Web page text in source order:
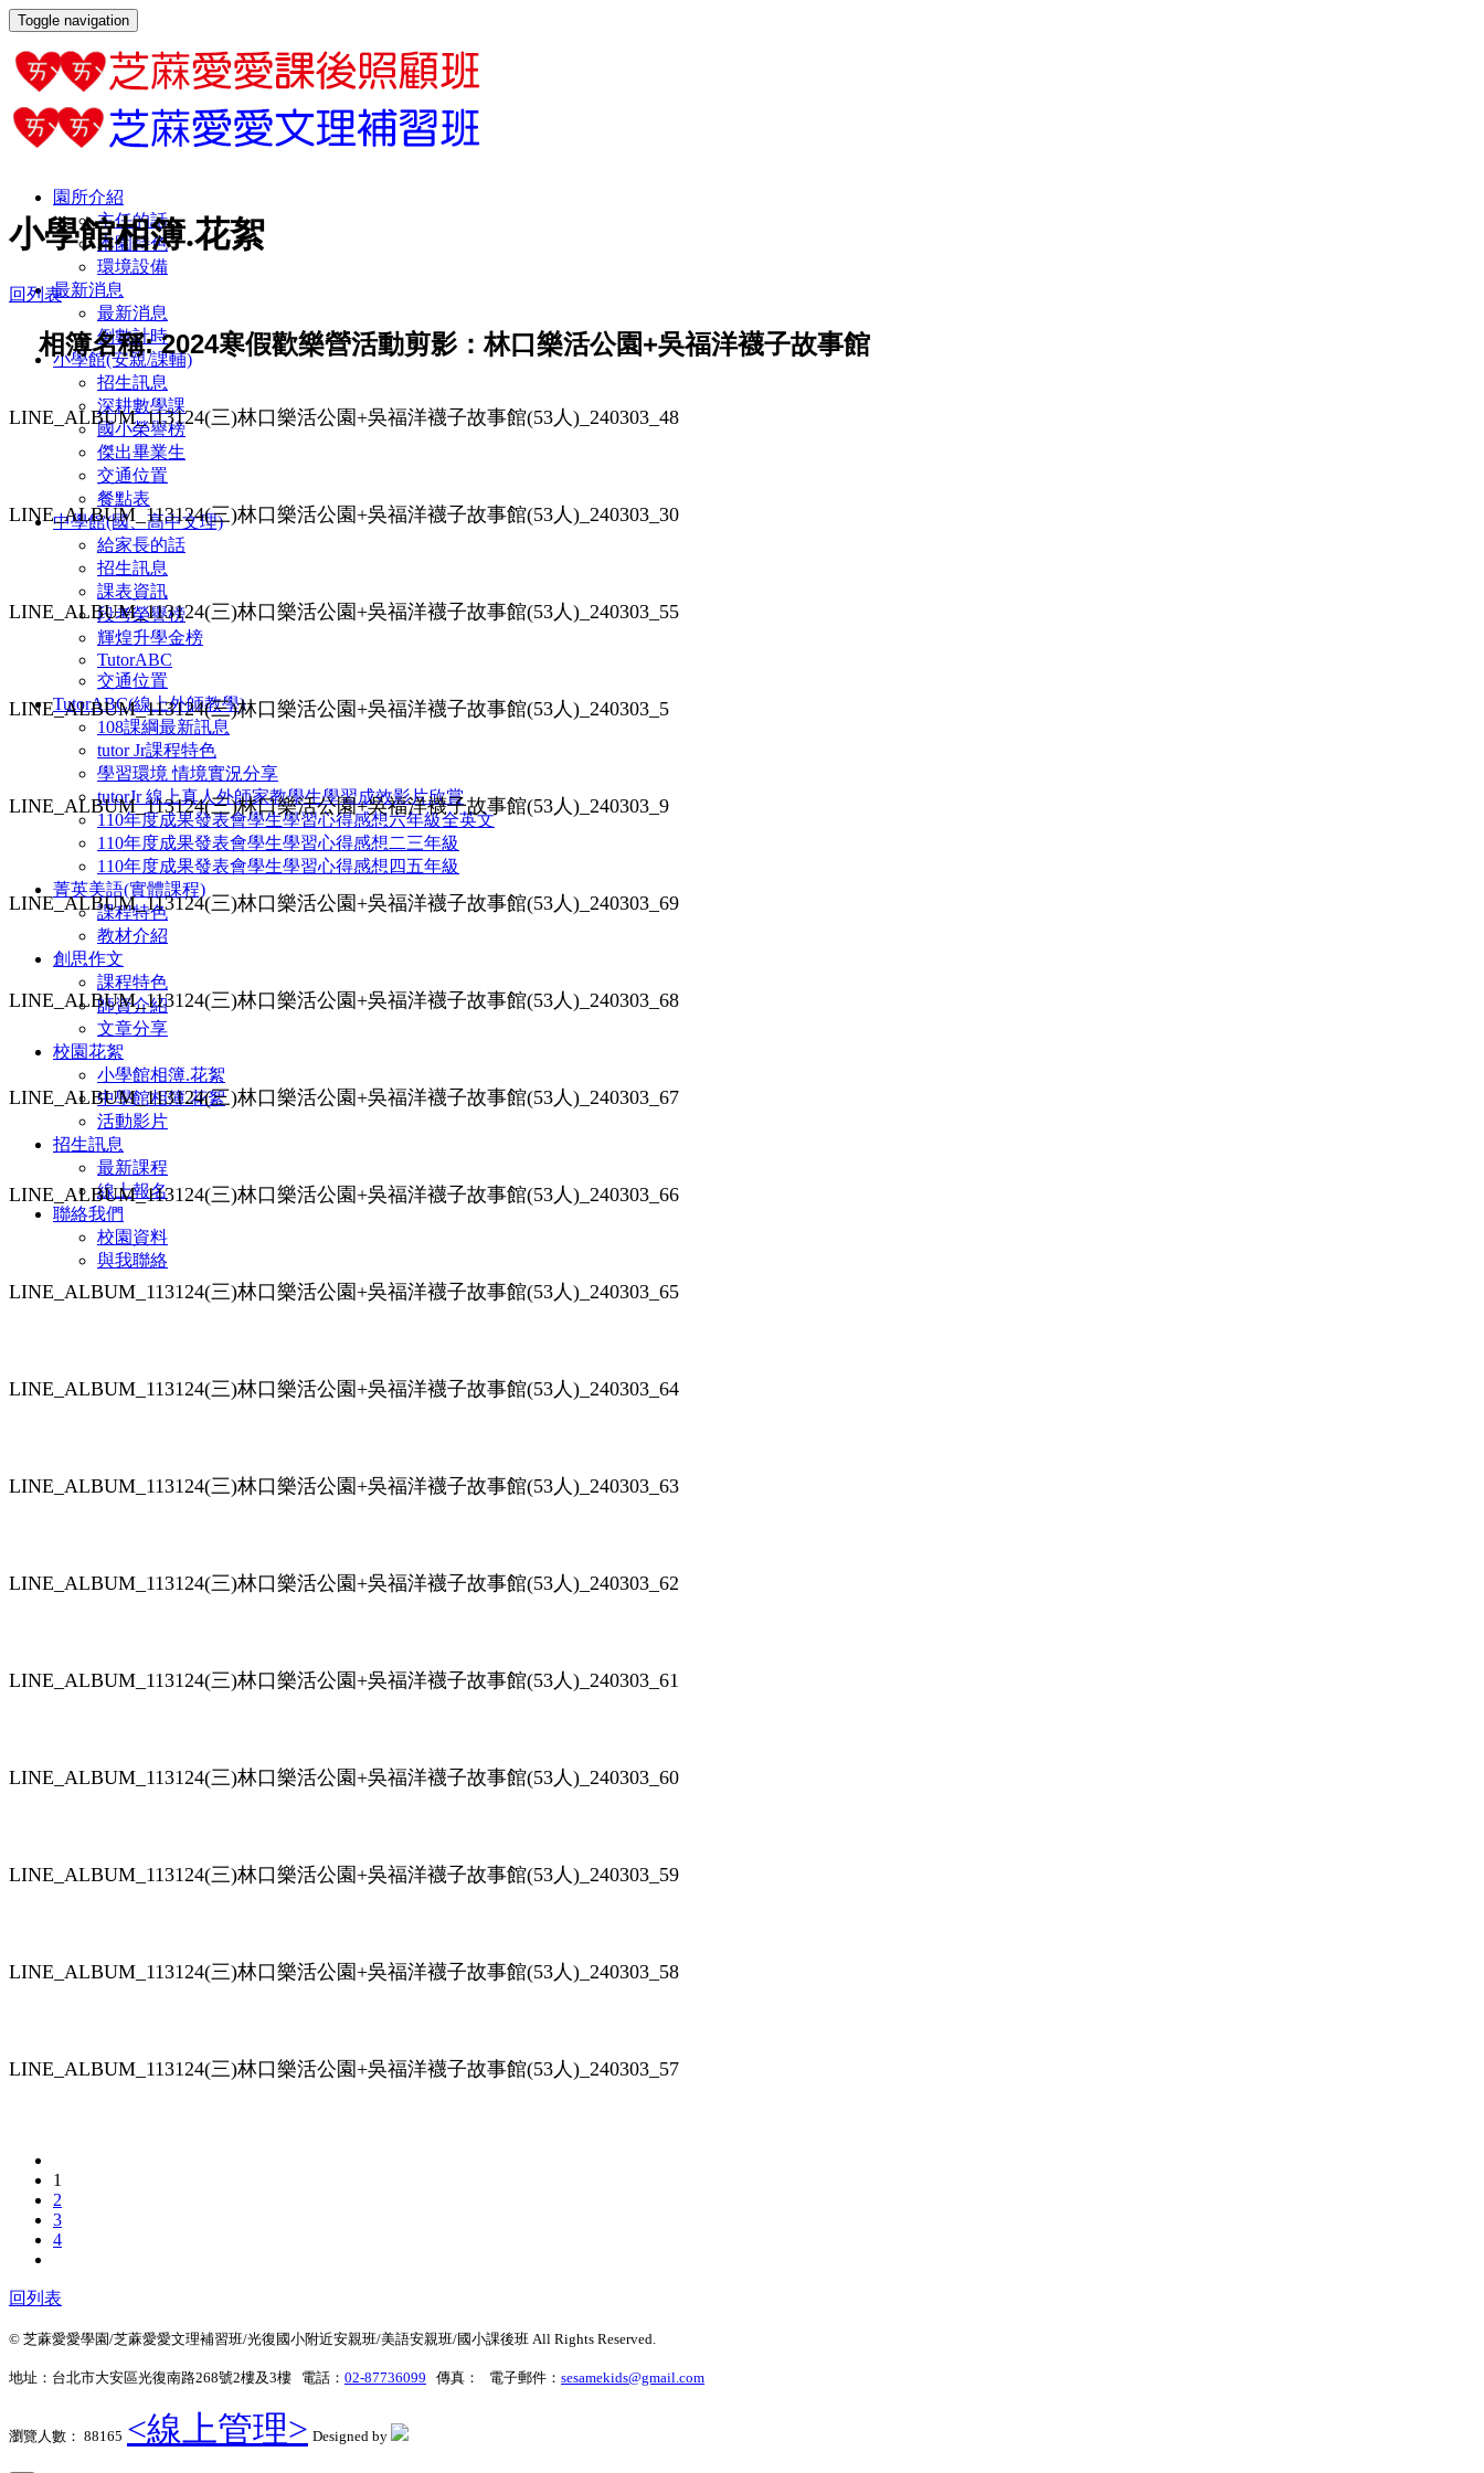
Toggle navigation
園所介紹
主任的話
本園特色
環境設備
最新消息
最新消息
倒數計時
小學館(安親/課輔)
招生訊息
深耕數學課
國小榮譽榜
傑出畢業生
交通位置
餐點表
中學館(國、高中文理)
給家長的話
招生訊息
課表資訊
段考榮譽榜
輝煌升學金榜
TutorABC
交通位置
TutorABC(線上外師教學)
108課綱最新訊息
tutor Jr課程特色
學習環境 情境實況分享
tutorJr 線上真人外師家教學生學習成效影片欣賞
110年度成果發表會學生學習心得感想六年級全英文
110年度成果發表會學生學習心得感想二三年級
110年度成果發表會學生學習心得感想四五年級
菁英美語(實體課程)
課程特色
教材介紹
創思作文
課程特色
師資介紹
文章分享
校園花絮
小學館相簿.花絮
中學館相簿.花絮
活動影片
招生訊息
最新課程
線上報名
聯絡我們
校園資料
與我聯絡
小學館相簿.花絮
回列表
相簿名稱: 2024寒假歡樂營活動剪影：林口樂活公園+吳福洋襪子故事館
LINE_ALBUM_113124(三)林口樂活公園+吳福洋襪子故事館(53人)_240303_48
LINE_ALBUM_113124(三)林口樂活公園+吳福洋襪子故事館(53人)_240303_30
LINE_ALBUM_113124(三)林口樂活公園+吳福洋襪子故事館(53人)_240303_55
LINE_ALBUM_113124(三)林口樂活公園+吳福洋襪子故事館(53人)_240303_5
LINE_ALBUM_113124(三)林口樂活公園+吳福洋襪子故事館(53人)_240303_9
LINE_ALBUM_113124(三)林口樂活公園+吳福洋襪子故事館(53人)_240303_69
LINE_ALBUM_113124(三)林口樂活公園+吳福洋襪子故事館(53人)_240303_68
LINE_ALBUM_113124(三)林口樂活公園+吳福洋襪子故事館(53人)_240303_67
LINE_ALBUM_113124(三)林口樂活公園+吳福洋襪子故事館(53人)_240303_66
LINE_ALBUM_113124(三)林口樂活公園+吳福洋襪子故事館(53人)_240303_65
LINE_ALBUM_113124(三)林口樂活公園+吳福洋襪子故事館(53人)_240303_64
LINE_ALBUM_113124(三)林口樂活公園+吳福洋襪子故事館(53人)_240303_63
LINE_ALBUM_113124(三)林口樂活公園+吳福洋襪子故事館(53人)_240303_62
LINE_ALBUM_113124(三)林口樂活公園+吳福洋襪子故事館(53人)_240303_61
LINE_ALBUM_113124(三)林口樂活公園+吳福洋襪子故事館(53人)_240303_60
LINE_ALBUM_113124(三)林口樂活公園+吳福洋襪子故事館(53人)_240303_59
LINE_ALBUM_113124(三)林口樂活公園+吳福洋襪子故事館(53人)_240303_58
LINE_ALBUM_113124(三)林口樂活公園+吳福洋襪子故事館(53人)_240303_57
1
2
3
4
回列表
© 芝蔴愛愛學園/芝蔴愛愛文理補習班/光復國小附近安親班/美語安親班/國小課後班 All Rights Reserved.
地址：台北市大安區光復南路268號2樓及3樓 電話： 02-87736099 傳真： 電子郵件： sesamekids@gmail.com
瀏覽人數： 88165 <線上管理> Designed by